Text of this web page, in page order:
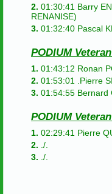
2. 01:30:41 Barry
RENANISE)
3. 01:32:40 Pascal
PODIUM
1. 01:43:12 Ronan
2. 01:53:01 .Pierre
3. 01:54:55 Bernard
PODIUM
1. 02:29:41 Pierre
2. ./.
3. ./.